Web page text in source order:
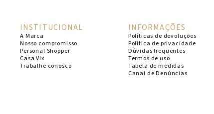
INSTITUCIONAL
A Marca
Nosso compromisso
Personal Shopper
Casa Vix
Trabalhe conosco
INFORMAÇÕES
Políticas de devoluções
Política de privacidade
Dúvidas frequentes
Termos de uso
Tabela de medidas
Canal de Denúncias